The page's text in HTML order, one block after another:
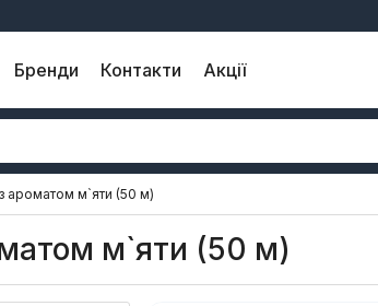
Бренди Контакти Акції
ароматом м`яти (50 м)
м`яти (50 м)